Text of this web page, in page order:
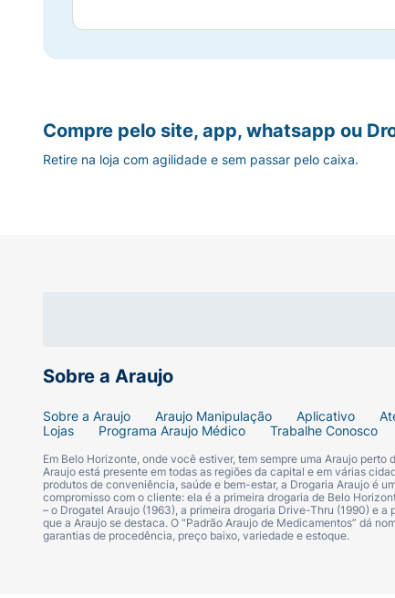
· Indicada para incontinência urinária e
· Sistema MultiFix: melhor fixação das
· Tecnologia antivazamento com
· Controle de odores para mais discrição
· Fralda unissex para uso diurno e
Sobre a Araujo
Sobre a Araujo Araujo Manipulação Aplicativo
Lojas
Programa Araujo Médico Trabalhe Conosco
Em Belo Horizonte, onde você estiver, tem sempre uma Araujo
Araujo está presente em todas as regiões da capital e em várias
produtos de conveniência, saúde e bem-estar, a Drogaria Araujo é
compromisso com o cliente: ela é a primeira drogaria de Belo
– o Drogatel Araujo (1963), a primeira drogaria Drive-Thru (1990) e
que a Araujo se destaca. O “Padrão Araujo de Medicamentos” dá
garantias de procedência, preço baixo, variedade e estoque.
Compre pelo site, app, whatsapp ou
Retire na loja com agilidade e sem passar pelo caixa.